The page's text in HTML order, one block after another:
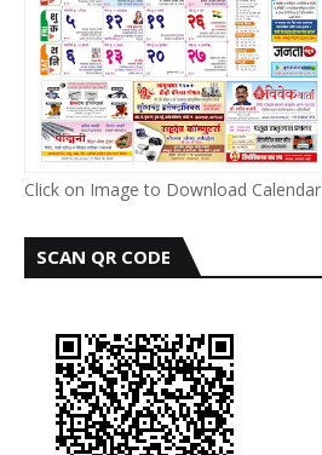
Click on Image to Download Calendar
SCAN QR CODE